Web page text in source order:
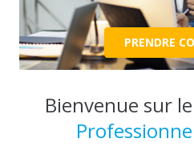
PRENDRE
Bienvenue sur